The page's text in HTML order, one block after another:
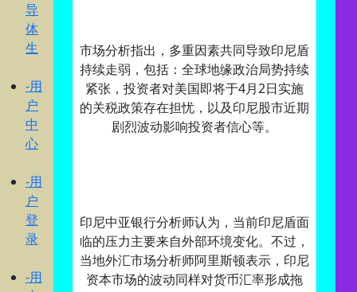
导
体
生
-用
户
中
心
-用
户
登
录
-用
市场分析指出，多重因素共同导致印尼盾
持续走弱，包括：全球地缘政治局势持续
紧张，投资者对美国即将于4月2日实施
的关税政策存在担忧，以及印尼股市近期
剧烈波动影响投资者信心等。
印尼中亚银行分析师认为，当前印尼盾面
临的压力主要来自外部环境变化。不过，
当地外汇市场分析师阿里斯顿表示，印尼
资本市场的波动同样对货币汇率形成拖